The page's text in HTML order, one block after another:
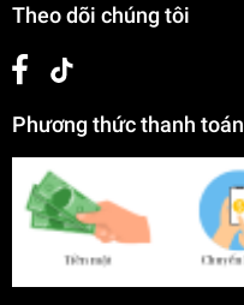
Theo dõi chúng tôi
Phương thức thanh toán